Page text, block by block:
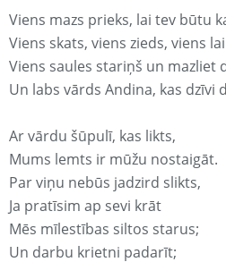
Viens mazs prieks, lai tev būtu
Viens skats, viens zieds, viens
Viens saules stariņš un mazliet
Un labs vārds Andina, kas dzīvi
Ar vārdu šūpulī, kas likts,
Mums lemts ir mūžu nostaigāt.
Par viņu nebūs jadzird slikts,
Ja pratīsim ap sevi krāt
Mēs mīlestības siltos starus;
Un darbu krietni padarīt;